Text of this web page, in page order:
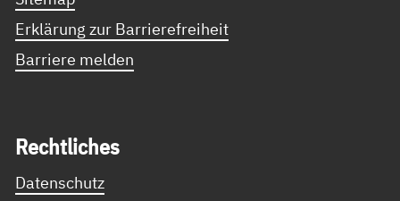
Erklärung zur Barrierefreiheit
Barriere melden
Recht­li­ches
Datenschutz